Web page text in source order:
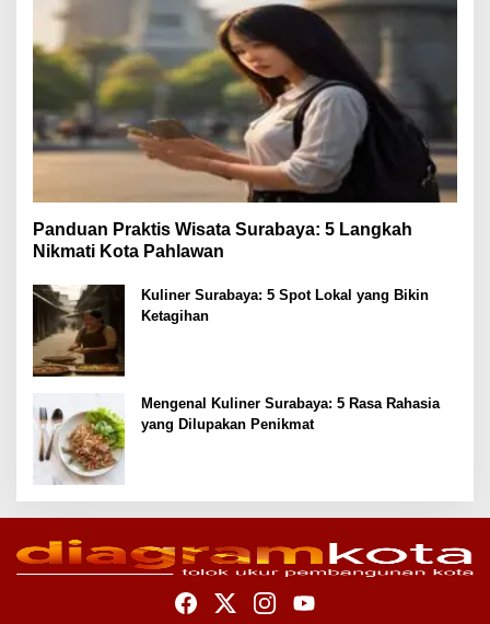
Panduan Praktis Wisata Surabaya: 5 Langkah
Nikmati Kota Pahlawan
Kuliner Surabaya: 5 Spot Lokal yang Bikin
Ketagihan
Mengenal Kuliner Surabaya: 5 Rasa Rahasia
yang Dilupakan Penikmat